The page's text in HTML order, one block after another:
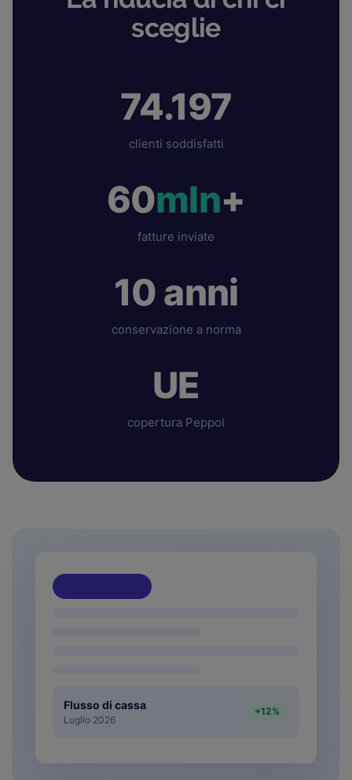
sceglie
74.197
clienti soddisfatti
60mln+
fatture inviate
10 anni
conservazione a norma
UE
copertura Peppol
Flusso di cassa
Luglio 2026
+12%